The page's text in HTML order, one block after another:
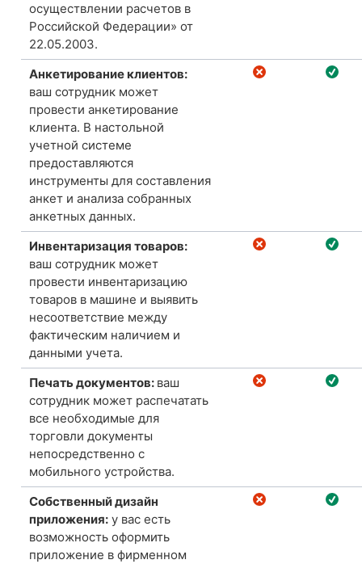
осуществлении расчетов в
Российской Федерации» от
22.05.2003.
Анкетирование клиентов:
ваш сотрудник может
провести анкетирование
клиента. В настольной
учетной системе
предоставляются
инструменты для составления
анкет и анализа собранных
анкетных данных.
Инвентаризация товаров:
ваш сотрудник может
провести инвентаризацию
товаров в машине и выявить
несоответствие между
фактическим наличием и
данными учета.
Печать документов: ваш
сотрудник может распечатать
все необходимые для
торговли документы
непосредственно с
мобильного устройства.
Собственный дизайн
приложения:у вас есть
возможность оформить
приложение в фирменном